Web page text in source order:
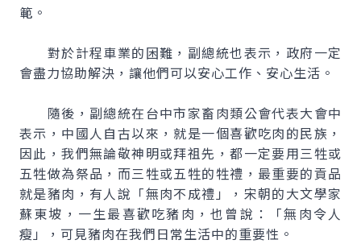
範。
對於計程車業的困難，副總統也表示，政府一定
會盡力協助解決，讓他們可以安心工作、安心生活。
隨後，副總統在台中市家畜肉類公會代表大會中
表示，中國人自古以來，就是一個喜歡吃肉的民族，
因此，我們無論敬神明或拜祖先，都一定要用三牲或
五牲做為祭品，而三牲或五牲的牲禮，最重要的貢品
就是豬肉，有人說「無肉不成禮」，宋朝的大文學家
蘇東坡，一生最喜歡吃豬肉，也曾說：「無肉令人
瘦」，可見豬肉在我們日常生活中的重要性。